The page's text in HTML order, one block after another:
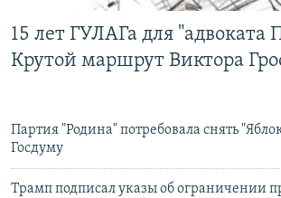
15 лет ГУЛАГа для
Крутой маршрут Виктора
Партия "Родина" потребовала снять
Госдуму
Трамп подписал указы об ограничении